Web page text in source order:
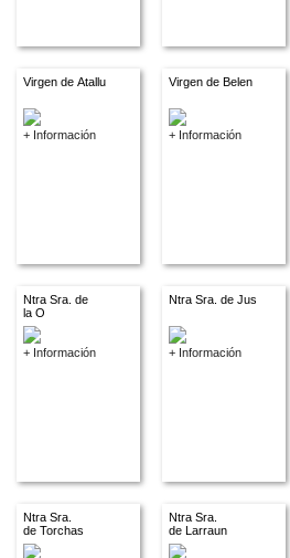
Virgen de Atallu
+ Información
Virgen de Belen
+ Información
Ntra Sra. de
la O
+ Información
Ntra Sra. de Jus
+ Información
Ntra Sra.
de Torchas
Ntra Sra.
de Larraun